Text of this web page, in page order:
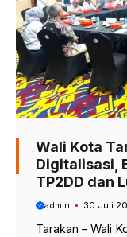
Wali Kota
Digitalisasi,
TP2DD dan
admin 30 Juli
Tarakan – Wali